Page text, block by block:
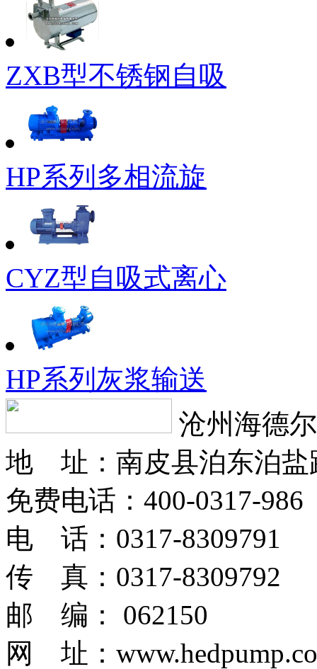
ZXB型不锈钢自吸
HP系列多相流旋
CYZ型自吸式离心
HP系列灰浆输送
沧州海德
地 址：南皮县泊东泊盐
免费电话：400-0317-986
电 话：0317-8309791
传 真：0317-8309792
邮 编： 062150
网 址：